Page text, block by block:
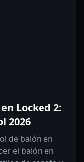
Locked 2:
2026
de balón en
el balón en